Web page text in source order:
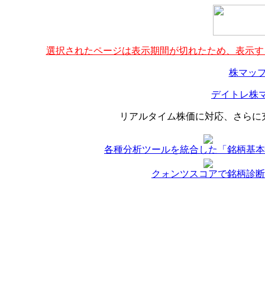
選択されたページは表示期間が切れたため、表示
株マッ
デイトレ株
リアルタイム株価に対応、さら
各種分析ツールを統合した「銘柄基
クォンツスコアで銘柄診断